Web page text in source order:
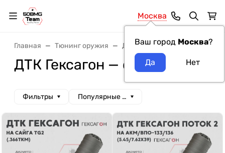
Москва
Ваш город Москва?
Главная Тюнинг оружия ДТК и Банки ДТК Гексагон
ДТК Гексагон — страница 2
Фильтры Популярные сначала